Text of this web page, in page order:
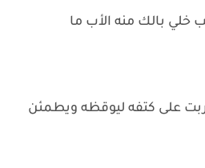
خلي بالك منه الأب ما
على كتفه ليوقظه ويطمئن